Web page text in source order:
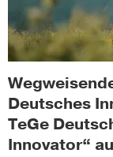
Deutsches
TeGe
Innovator“